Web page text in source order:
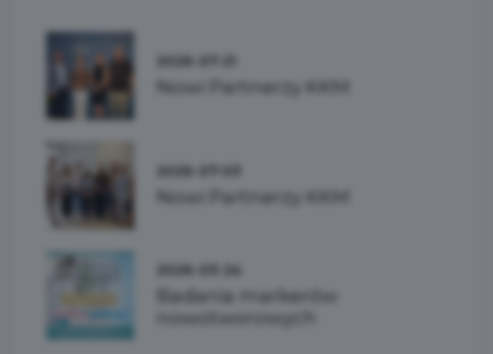
Nowi Partnerzy KKM
Nowi Partnerzy KKM
Badania markerów
nowotworowych